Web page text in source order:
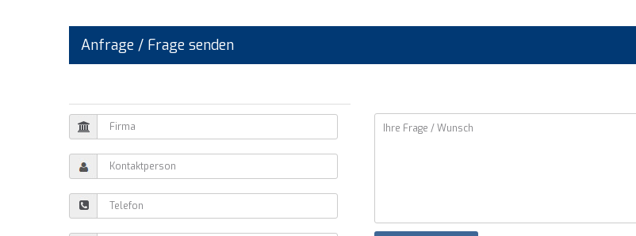
Anfrage / Frage senden